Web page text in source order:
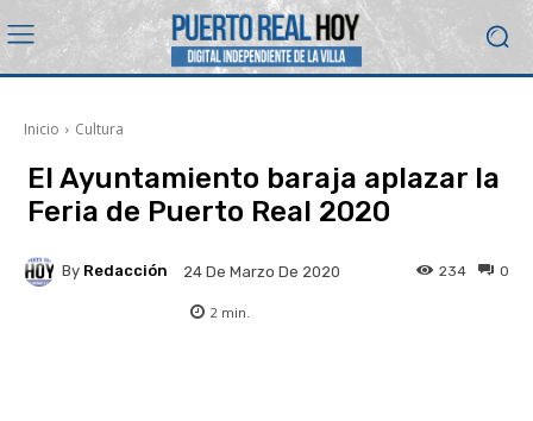
Inicio Cultura
El Ayuntamiento baraja aplazar la
Feria de Puerto Real 2020
By Redacción 24 De Marzo De 2020 0
234
2 min.